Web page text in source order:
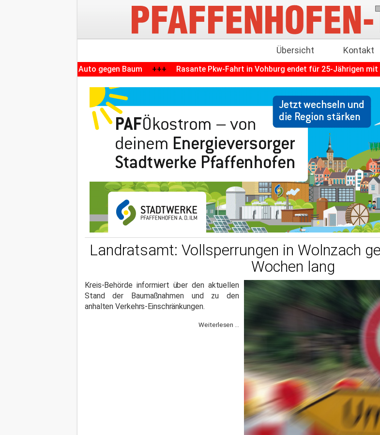
Übersicht Kontakt
mit Auto gegen Baum +++ Rasante Pkw-Fahrt in Vohburg endet für 25-Jährigen mit Crash und
Landratsamt: Vollsperrungen in Wolnzach
Wochen lang
Kreis-Behörde informiert über den aktuellen
Stand der Baumaßnahmen und zu den
anhalten Verkehrs-Einschränkungen.
Weiterlesen ...